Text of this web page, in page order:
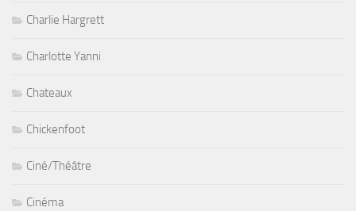
Charlie Hargrett
Charlotte Yanni
Chateaux
Chickenfoot
Ciné/Théâtre
Cinéma